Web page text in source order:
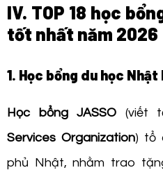
IV. TOP 18 học
tốt nhất năm 2026
1. Học bổng du học Nhật
Học bổng JASSO (viết
Services Organization) tổ
phủ Nhật, nhằm trao